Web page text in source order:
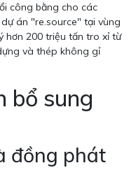
công bằng cho các
án "re.source" tại vùng
hơn 200 triệu tấn tro xỉ từ
và thép không gỉ
bổ sung
đồng phát